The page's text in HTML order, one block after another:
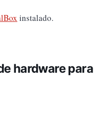
instalado.
hardware para